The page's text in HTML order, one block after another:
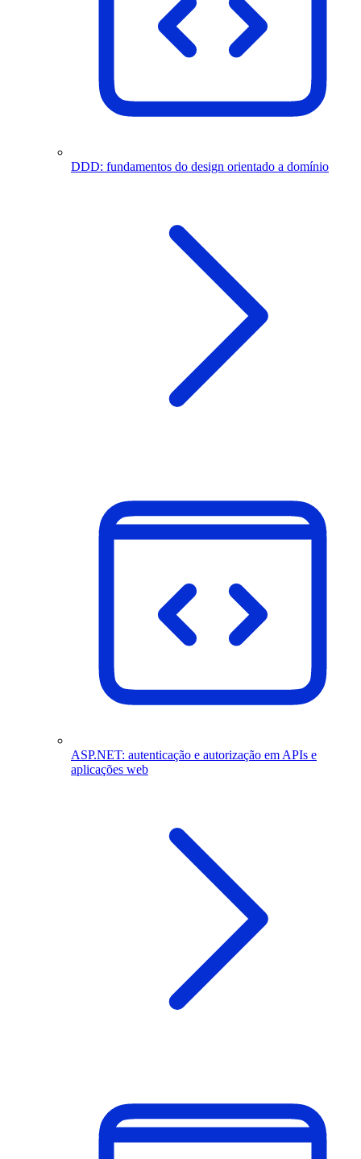
DDD: fundamentos do design orientado a domínio
ASP.NET: autenticação e autorização em APIs e
aplicações web